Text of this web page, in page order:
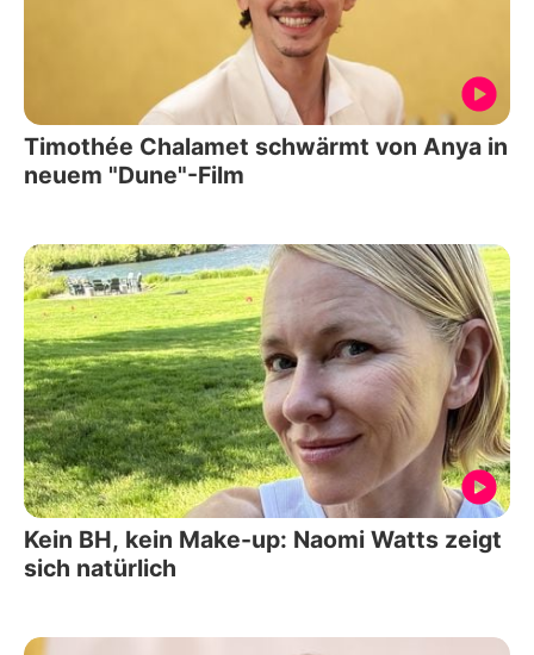
Timothée Chalamet schwärmt von Anya in
neuem "Dune"-Film
Kein BH, kein Make-up: Naomi Watts zeigt
sich natürlich